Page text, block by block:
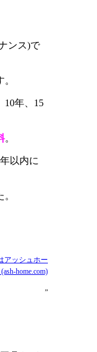
ンス)で
10年、15
。
以内に
アッシュホー
home.com)
”